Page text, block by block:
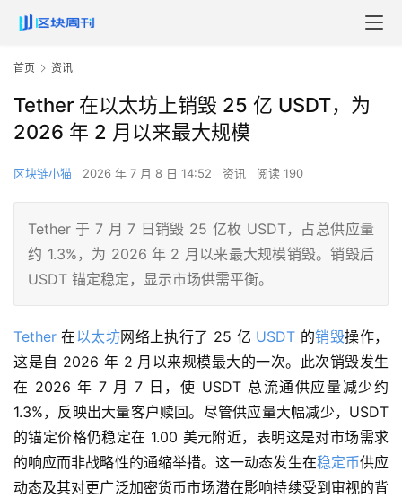
首页 资讯
Tether 在以太坊上销毁 25 亿 USDT，为
2026 年 2 月以来最大规模
区块链小猫 2026 年 7 月 8 日 14:52 资讯 阅读 190
Tether 于 7 月 7 日销毁 25 亿枚 USDT，占总供应量
约 1.3%，为 2026 年 2 月以来最大规模销毁。销毁后
USDT 锚定稳定，显示市场供需平衡。
Tether 在以太坊网络上执行了 25 亿 USDT 的销毁操作，
这是自 2026 年 2 月以来规模最大的一次。此次销毁发生
在 2026 年 7 月 7 日，使 USDT 总流通供应量减少约
1.3%，反映出大量客户赎回。尽管供应量大幅减少，USDT
的锚定价格仍稳定在 1.00 美元附近，表明这是对市场需求
的响应而非战略性的通缩举措。这一动态发生在稳定币供应
动态及其对更广泛加密货币市场潜在影响持续受到审视的背